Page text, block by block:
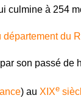
culmine à 254
du
son passé de
) au XIXe